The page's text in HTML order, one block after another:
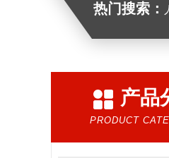
热门搜索：
产品
PRODUCT